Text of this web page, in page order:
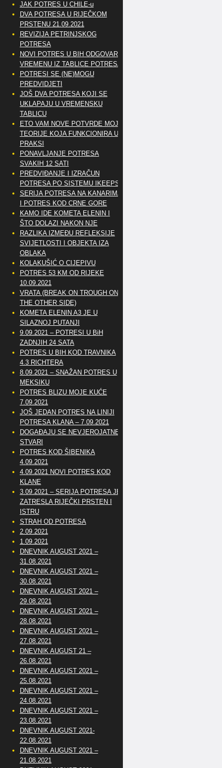
JAK POTRES U CHILE-u
DVA POTRESA U RIJEČKOM
PRSTENU 21.09.2021
REVIZIJA PETRINJSKOG
POTRESA
NOVI POTRES U BIH ODGOVARA
VREMENU IZ TABLICE POTRESA
POTRESI SE (NE)MOGU
PREDVIDJETI
JOŠ DVA POTRESA KOJI SE
UKLAPAJU U VREMENSKU
TABLICU
ETO VAM NOVE POTVRDE MOJE
TEORIJE KOJA FUNKCIONIRA U
PRAKSI
PONAVLJANJE POTRESA
SVAKIH 12 SATI
PREDVIĐANJE I IZRAČUN
POTRESA PO SISTEMU IKEEPS
SERIJA POTRESA NA KANARIMA
I POTRES KOD CRNE GORE
KAMO IDE KOMETA ELENIN I
ŠTO DOLAZI NAKON NJE
RAZLIKA IZMEĐU REFLEKSIJE
SVIJETLOSTI I OBJEKTA IZA
OBLAKA
KOLAKUŠIĆ O CIJEPIVU
POTRES 53 KM OD RIJEKE
10.09.2021
VRATA (BREAK ON TROUGH ON
THE OTHER SIDE)
KOMETA ELENIN A3 JE U
SILAZNOJ PUTANJI
9.09.2021 – POTRESI U BiH
ZADNJIH 24 SATA
POTRES U BIH KOD TRAVNIKA
4.3 RICHTERA
8.09.2021 – SNAŽAN POTRES U
MEKSIKU
POTRES BLIZU MOJE KUĆE
7.09.2021
JOŠ JEDAN POTRES NA LINIJI
POTRESA KLANA – 7.09.2021
DOGAĐAJU SE NEVJEROJATNE
STVARI
POTRES KOD ŠIBENIKA
4.09.2021
4.09.2021 NOVI POTRES KOD
KLANE
3.09.2021 – SERIJA POTRESA JE
ZATRESLA RIJEČKI PRSTEN I
ISTRU
STRAH OD POTRESA
2.09.2021
1.09.2021
DNEVNIK AUGUST 2021 –
31.08.2021
DNEVNIK AUGUST 2021 –
30.08.2021
DNEVNIK AUGUST 2021 –
29.08.2021
DNEVNIK AUGUST 2021 –
28.08.2021
DNEVNIK AUGUST 2021 –
27.08.2021
DNEVNIK AUGUST 21 –
26.08.2021
DNEVNIK AUGUST 2021 –
25.08.2021
DNEVNIK AUGUST 2021 –
24.08.2021
DNEVNIK AUGUST 2021 –
23.08.2021
DNEVNIK AUGUST 2021-
22.08.2021
DNEVNIK AUGUST 2021 –
21.08.2021